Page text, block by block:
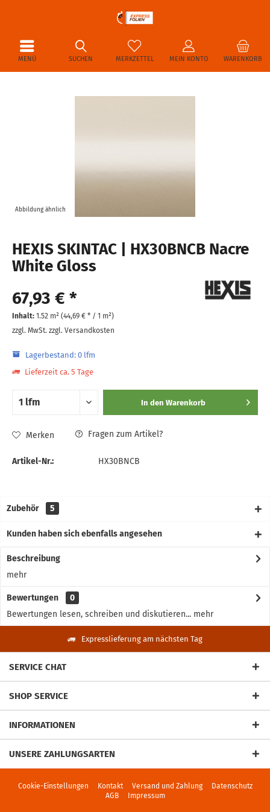
MENÜ WARENKORB
MERKZETTEL MEIN KONTO
SUCHEN
Abbildung ähnlich
HEXIS SKINTAC | HX30BNCB Nacre
White Gloss
67,93 € *
Inhalt: 1.52 m² (44,69 € * / 1 m²)
zzgl. MwSt. zzgl. Versandkosten
Lagerbestand: 0 lfm
Lieferzeit ca. 5 Tage
In den Warenkorb
Merken Fragen zum Artikel?
Artikel-Nr.: HX30BNCB
Zubehör 5
Kunden haben sich ebenfalls angesehen
Beschreibung
mehr
Bewertungen
0
Bewertungen lesen, schreiben und diskutieren... mehr
Expresslieferung am nächsten Tag
SERVICE CHAT
SHOP SERVICE
INFORMATIONEN
UNSERE ZAHLUNGSARTEN
Cookie-Einstellungen Kontakt Versand und Zahlung
Datenschutz
AGB
Impressum